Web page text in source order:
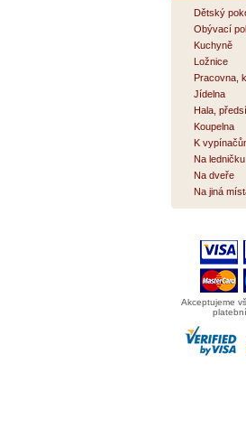
Dětský
Obývací
Kuchyně
Ložnice
Pracovna,
Jídelna
Hala,
Koupelna
K
Na ledničku
Na dveře
Na jiná
Akceptujeme